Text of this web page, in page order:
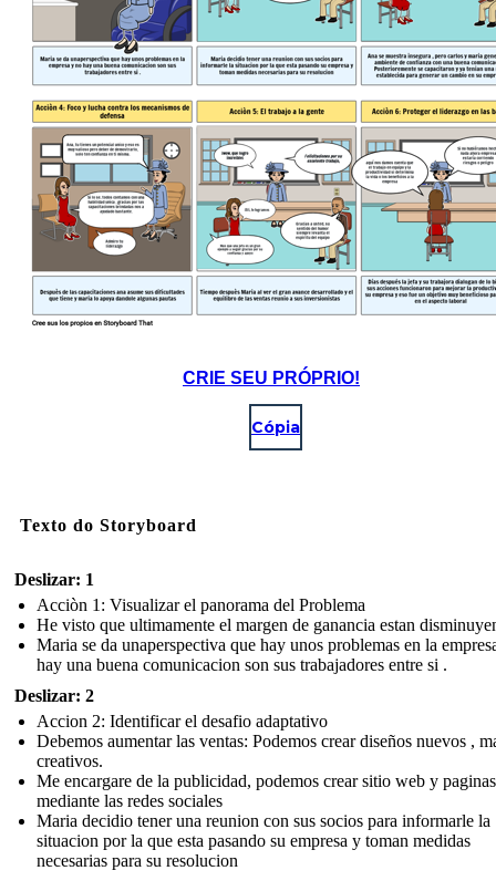
CRIE SEU PRÓPRIO!
Cópia
Texto do Storyboard
Deslizar: 1
Acciòn 1: Visualizar el panorama del Problema
He visto que ultimamente el margen de ganancia estan
Maria se da unaperspectiva que hay unos problemas en la
hay una buena comunicacion son sus trabajadores entre si .
Deslizar: 2
Accion 2: Identificar el desafio adaptativo
Debemos aumentar las ventas: Podemos crear diseños nuevos ,
creativos.
Me encargare de la publicidad, podemos crear sitio web y paginas
mediante las redes sociales
Maria decidio tener una reunion con sus socios para informarle la
situacion por la que esta pasando su empresa y toman medidas
necesarias para su resolucion